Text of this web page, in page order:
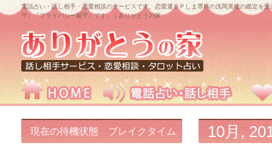
電話占い・話し相手・恋愛相談のサービスです。恋愛運ＵＰしま専科の浅岡美穂の鑑定
守』『プライバシー厳守』です。｜ありがとうの家
10月,
現在の待機状態 ブレイクタイム